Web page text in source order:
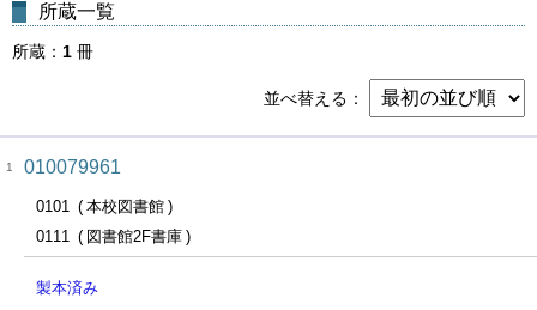
所蔵一覧
所蔵 1 冊
並べ替える
1 010079961
0101
本校図書館
0111
図書館2F書庫
製本済み